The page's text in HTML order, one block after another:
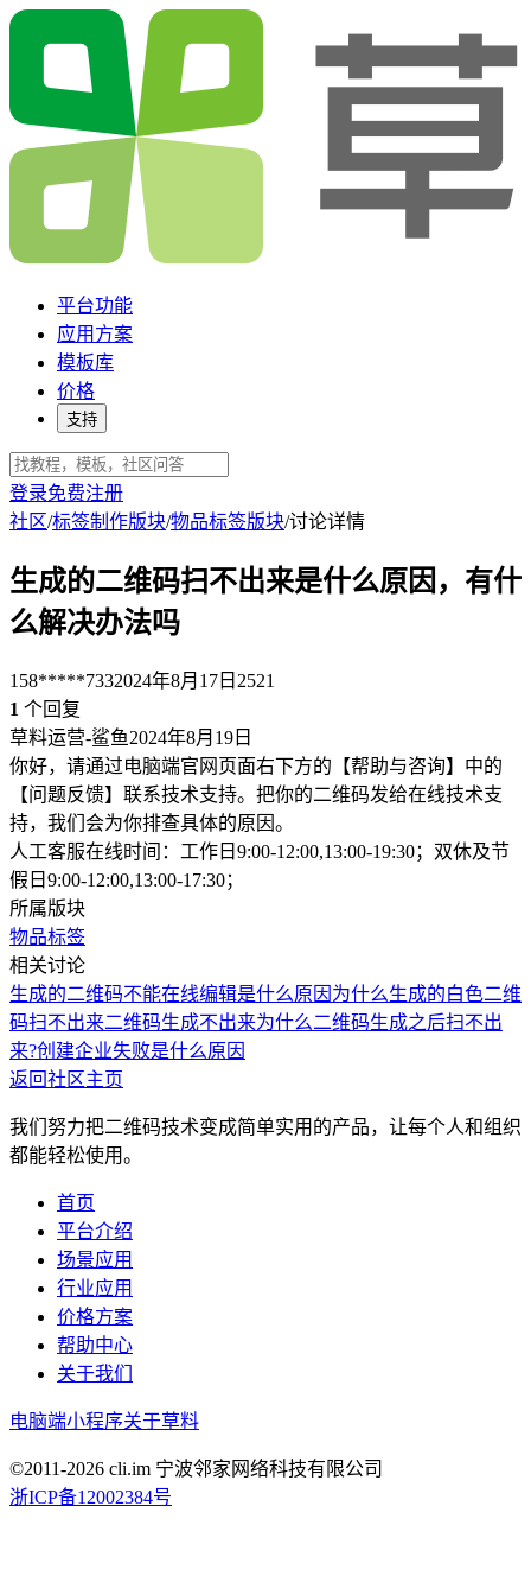
平台功能
应用方案
模板库
价格
支持
登录免费注册
社区/标签制作版块/物品标签版块/讨论详情
生成的二维码扫不出来是什么原因，有什
么解决办法吗
158*****7332024年8月17日 2521
1 个回复
草料运营-鲨鱼2024年8月19日
你好，请通过电脑端官网页面右下方的【帮助与咨询】中的
【问题反馈】联系技术支持。把你的二维码发给在线技术支
持，我们会为你排查具体的原因。
人工客服在线时间：工作日9:00-12:00,13:00-19:30；双休及节
假日9:00-12:00,13:00-17:30；
所属版块
物品标签
相关讨论
生成的二维码不能在线编辑是什么原因 为什么生成的白色二维
码扫不出来二维码生成不出来为什么二维码生成之后扫不出
来?创建企业失败是什么原因
返回社区主页
我们努力把二维码技术变成简单实用的产品，让每个人和组织
都能轻松使用。
首页
平台介绍
场景应用
行业应用
价格方案
帮助中心
关于我们
电脑端小程序关于草料
©2011-2026 cli.im 宁波邻家网络科技有限公司
浙ICP备12002384号